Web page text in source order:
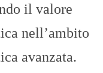
il valore
nell’ambito
avanzata.